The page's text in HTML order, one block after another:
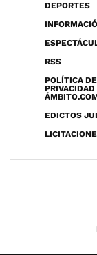
DEPORTES
RSS
POLÍTICA DE
PRIVACIDAD
EDICTOS